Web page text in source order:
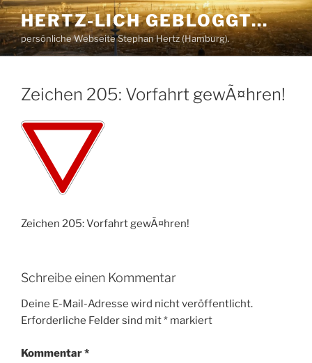
Zum
Inhalt
springen
HERTZ-LICH GEBLOGGT…
persönliche Webseite Stephan Hertz (Hamburg).
Zeichen 205: Vorfahrt gewÃ¤hren!
Zeichen 205: Vorfahrt gewÃ¤hren!
Schreibe einen Kommentar
Deine E-Mail-Adresse wird nicht veröffentlicht.
Erforderliche Felder sind mit* markiert
Kommentar*